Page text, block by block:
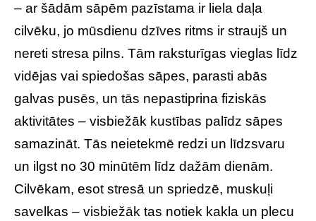
– ar šādām sāpēm pazīstama ir liela daļa
cilvēku, jo mūsdienu dzīves ritms ir straujš un
nereti stresa pilns. Tām raksturīgas vieglas līdz
vidējas vai spiedošas sāpes, parasti abās
galvas pusēs, un tās nepastiprina fiziskās
aktivitātes – visbiežāk kustības palīdz sāpes
samazināt. Tās neietekmē redzi un līdzsvaru
un ilgst no 30 minūtēm līdz dažām dienām.
Cilvēkam, esot stresā un spriedzē, muskuļi
savelkas – visbiežāk tas notiek kakla un plecu